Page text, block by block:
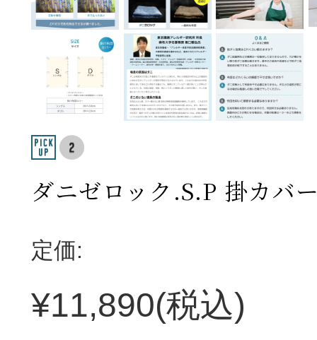
ダニゼロック.S.P 掛カバ
定価:
¥11,890(税込)